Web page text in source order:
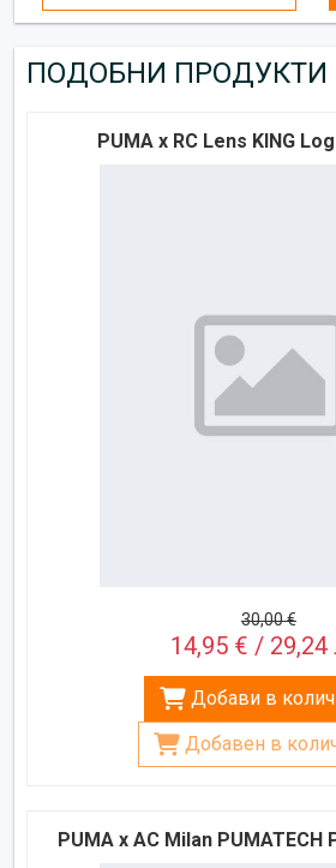
ПОДОБНИ ПРОДУКТИ
PUMA x RC Lens KING
30,00 €
14,95 € / 29,24
Добави в
Добавен в
PUMA x AC Milan